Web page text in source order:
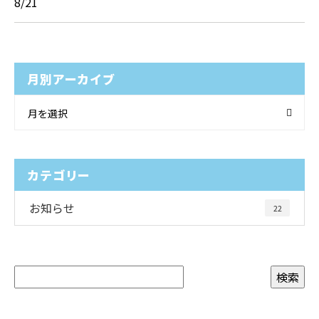
月別アーカイブ
月を選択
カテゴリー
お知らせ 22